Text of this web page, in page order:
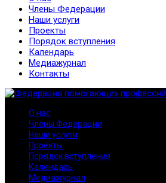
Члены Федерации
Наши услуги
Проекты
Порядок вступления
Календарь
Медиажурнал
Контакты
О нас
Члены Федерации
Наши услуги
Проекты
Порядок вступления
Календарь
Медиажурнал